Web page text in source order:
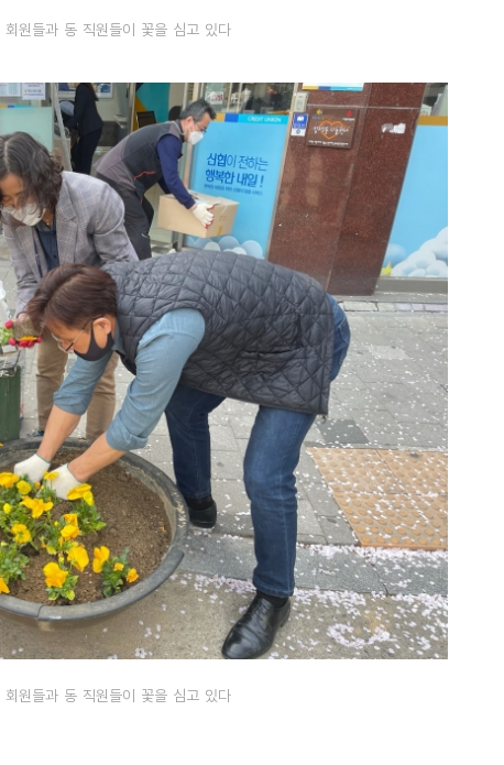
회원들과 동 직원들이 꽃을 심고 있다
회원들과 동 직원들이 꽃을 심고 있다